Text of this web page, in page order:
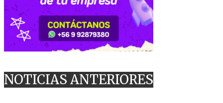
NOTICIAS ANTERIORES